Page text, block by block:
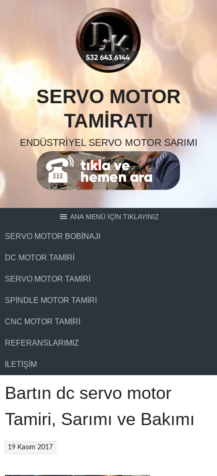
SERVO MOTOR
TAMIRATI
ENDÜSTRIYEL SERVO MOTOR SARIMI
ANA MENÜ İÇİN TIKLAYINIZ
SERVO MOTOR BOBINAJI
DC MOTOR TAMIRI
SERVO MOTOR TAMIRI
SPINDLE MOTOR TAMIRI
CNC MOTOR TAMIRI
REFERANSLARIMIZ
İLETIŞIM
Bartın dc servo motor
Tamiri, Sarımı ve Bakımı
19 Kasım 2017